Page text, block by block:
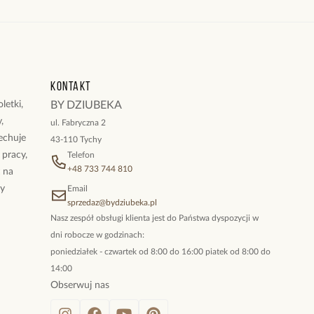
na
Kontakt
BY DZIUBEKA
ul. Fabryczna 2
43-110 Tychy
Telefon
+48 733 744 810
Email
sprzedaz@bydziubeka.pl
Nasz zespół obsługi klienta jest do Państwa dyspozycji w
dni robocze w godzinach:
poniedziałek - czwartek od 8:00 do 16:00 piatek od 8:00 do
14:00
Obserwuj nas